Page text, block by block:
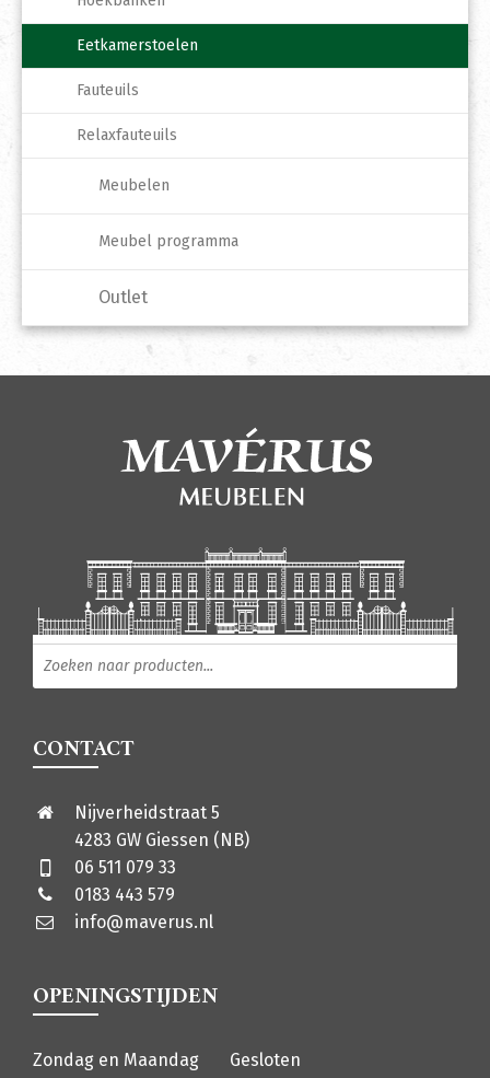
Eetkamerstoelen
Fauteuils
Relaxfauteuils
Meubelen
Meubel programma
Outlet
Producten zoeken
CONTACT
Nijverheidstraat 5
4283 GW Giessen (NB)
06 511 079 33
0183 443 579
info@maverus.nl
OPENINGSTIJDEN
Zondag en Maandag
Gesloten